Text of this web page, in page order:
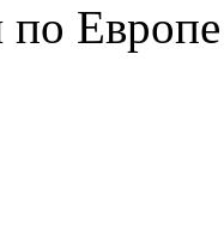
по